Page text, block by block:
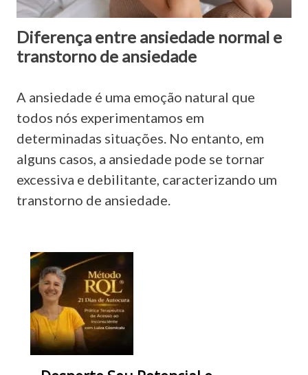
Diferença entre ansiedade normal e
transtorno de ansiedade
A ansiedade é uma emoção natural que
todos nós experimentamos em
determinadas situações. No entanto, em
alguns casos, a ansiedade pode se tornar
excessiva e debilitante, caracterizando um
transtorno de ansiedade.